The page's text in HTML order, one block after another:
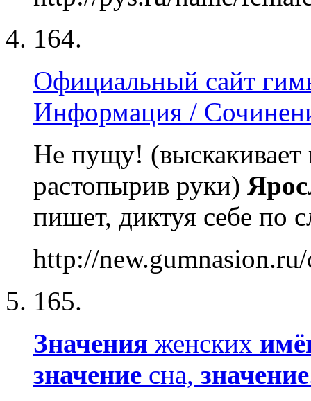
164.
Официальный сайт
Информация /
Не пущу! (выскакивает
растопырив руки)
пишет, диктуя себе по
http://
165.
Значения женских
значение сна, значение